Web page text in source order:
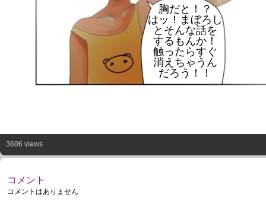
胸だと！？
はッ！まぼろし
とそんな話を
するもんか！
触ったらすぐ
消えちゃうん
だろう！！
3606 views
コメント
コメントはありません